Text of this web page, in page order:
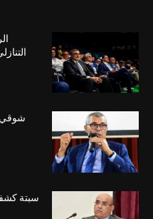
شوقي:
سبتة